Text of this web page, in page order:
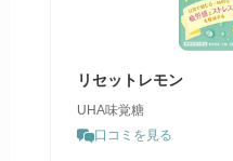
リセットレモン
UHA味覚糖
口コミを見る